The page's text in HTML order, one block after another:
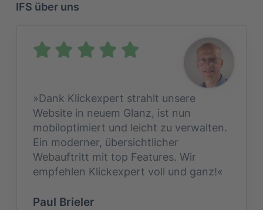
IFS über uns
»Dank Klickexpert strahlt unsere
Website in neuem Glanz, ist nun
mobiloptimiert und leicht zu verwalten.
Ein moderner, übersichtlicher
Webauftritt mit top Features. Wir
empfehlen Klickexpert voll und ganz!«
Paul Brieler